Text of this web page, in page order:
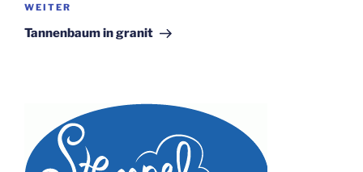
Nächster
Beitrag
WEITER
Tannenbaum in granit